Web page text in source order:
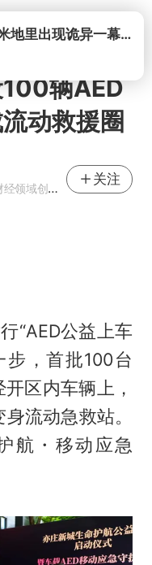
打开西平命案8天未破，玉米地里出现诡异一幕，我突然想起了欧金中
辆AED
动救援圈
领域创作者
关注
“AED公益上车
，首批100台
区内车辆上，
流动急救站。
航・移动应急